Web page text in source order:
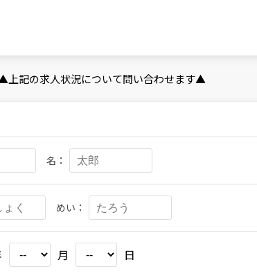
上記の求人状況について問い合わせます▲
名：
めい：
月 日